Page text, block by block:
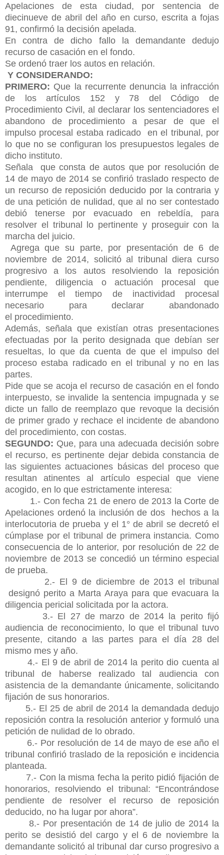
Apelaciones de esta ciudad, por sentencia de
diecinueve de abril del año en curso, escrita a fojas
91, confirmó la decisión apelada.
En contra de dicho fallo la demandante dedujo
recurso de casación en el fondo.
Se ordenó traer los autos en relación.
Y CONSIDERANDO:
PRIMERO: Que la recurrente denuncia la infracción
de los artículos 152 y 78 del Código de
Procedimiento Civil, al declarar los sentenciadores el
abandono de procedimiento a pesar de que el
impulso procesal estaba radicado en el tribunal, por
lo que no se configuran los presupuestos legales de
dicho instituto.
Señala que consta de autos que por resolución de
14 de mayo de 2014 se confirió traslado respecto de
un recurso de reposición deducido por la contraria y
de una petición de nulidad, que al no ser contestado
debió tenerse por evacuado en rebeldía, para
resolver el tribunal lo pertinente y proseguir con la
marcha del juicio.
Agrega que su parte, por presentación de 6 de
noviembre de 2014, solicitó al tribunal diera curso
progresivo a los autos resolviendo la reposición
pendiente, diligencia o actuación procesal que
interrumpe el tiempo de inactividad procesal
necesario para declarar abandonado
el procedimiento.
Además, señala que existían otras presentaciones
efectuadas por la perito designada que debían ser
resueltas, lo que da cuenta de que el impulso del
proceso estaba radicado en el tribunal y no en las
partes.
Pide que se acoja el recurso de casación en el fondo
interpuesto, se invalide la sentencia impugnada y se
dicte un fallo de reemplazo que revoque la decisión
de primer grado y rechace el incidente de abandono
del procedimiento, con costas.
SEGUNDO: Que, para una adecuada decisión sobre
el recurso, es pertinente dejar debida constancia de
las siguientes actuaciones básicas del proceso que
resultan atinentes al artículo especial que viene
acogido, en lo que estrictamente interesa:
1.- Con fecha 21 de enero de 2013 la Corte de
Apelaciones ordenó la inclusión de dos hechos a la
interlocutoria de prueba y el 1° de abril se decretó el
cúmplase por el tribunal de primera instancia. Como
consecuencia de lo anterior, por resolución de 22 de
noviembre de 2013 se concedió un término especial
de prueba.
2.- El 9 de diciembre de 2013 el tribunal
designó perito a Marta Araya para que evacuara la
diligencia pericial solicitada por la actora.
3.- El 27 de marzo de 2014 la perito fijó
audiencia de reconocimiento, lo que el tribunal tuvo
presente, citando a las partes para el día 28 del
mismo mes y año.
4.- El 9 de abril de 2014 la perito dio cuenta al
tribunal de haberse realizado tal audiencia con
asistencia de la demandante únicamente, solicitando
fijación de sus honorarios.
5.- El 25 de abril de 2014 la demandada dedujo
reposición contra la resolución anterior y formuló una
petición de nulidad de lo obrado.
6.- Por resolución de 14 de mayo de ese año el
tribunal confirió traslado de la reposición e incidencia
planteada.
7.- Con la misma fecha la perito pidió fijación de
honorarios, resolviendo el tribunal: “Encontrándose
pendiente de resolver el recurso de reposición
deducido, no ha lugar por ahora”.
8.- Por presentación de 14 de julio de 2014 la
perito se desistió del cargo y el 6 de noviembre la
demandante solicitó al tribunal dar curso progresivo a